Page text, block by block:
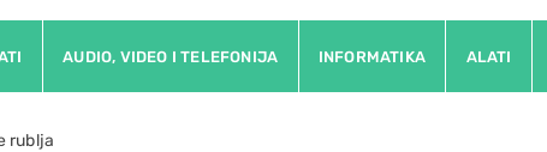
AUDIO, VIDEO I TELEFONIJA INFORMATIKA ALATI
rublja